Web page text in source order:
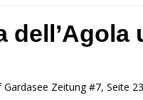
dell’Agola
Gardasee Zeitung #7, Seite 23